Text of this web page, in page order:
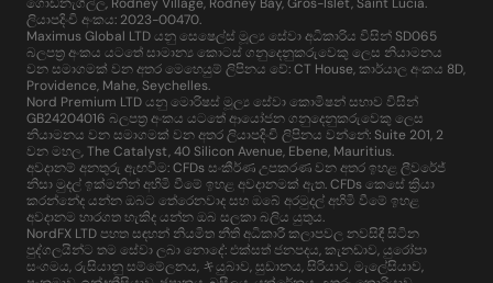
ලියාපදිංචි අංකය: 2023-00470.
Maximus Global LTD යනු සෙෂෙල්ස් මූල්‍ය සේවා අධිකාරිය විසින් SD065
බලපත්‍ර අංකය යටතේ සාමාන්‍ය කොටස් ගනුදෙනුකරුවෙකු ලෙස නියාමනය
වන සමාගමක් වන අතර මෙහෙයුම් ලිපිනය වේ: CT House, කාර්යාල අංකය 8D,
Providence, Mahe, Seychelles.
Nord Premium LTD යනු මොරිෂස් මූල්‍ය සේවා කොමිෂන් සභාව විසින්
GB24204016 බලපත්‍ර අංකය යටතේ ආයෝජන ගනුදෙනුකරුවෙකු ලෙස
නියාමනය වන සමාගමක් වන අතර ලියාපදිංචි ලිපිනය වන්නේ: Suite 201, 2
වන මහල, The Catalyst, 40 Silicon Avenue, Ebene, Mauritius.
අවදානම් අනතුරු ඇඟවීම: CFDs සංකීර්ණ උපකරණ වන අතර ඉහළ ලීවරේජ්
නිසා මුදල් ඉක්මනින් අහිමි වීමේ ඉහළ අවදානමක් ඇත. CFDs කෙසේ ක්‍රියා
කරන්නේද යන්න ඔබට තේරෙනවාද සහ ඔබේ අරමුදල් අහිමි වීමේ ඉහළ
අවදානම භාරගත හැකිද යන්න ඔබ සලකා බලිය යුතුය.
NordFX LTD පහත සඳහන් නියමිත නීති අධිකාරී කලාපවල නවසිඳී සිටින
පුද්ගලයින්ට තම සේවා ලබා නොදේ: එක්සත් ජනපදය, කැනඩාව, යුරෝපා
සංගමය, රුසියානු සම්මේලනය, キයුබාව, සුඩානය, සිරියාව, මැලේසියාව,